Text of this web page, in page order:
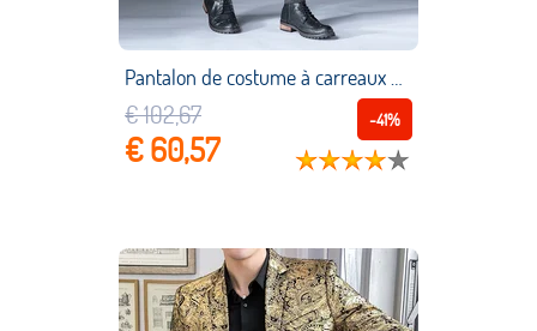
Pantalon de costume à carreaux pour hommes, taille moyenne, Slim, décontracté, style rétro britannique, pour le bureau, 40, collection automne hiver 2021
-41%
€ 102,67
€ 60,57